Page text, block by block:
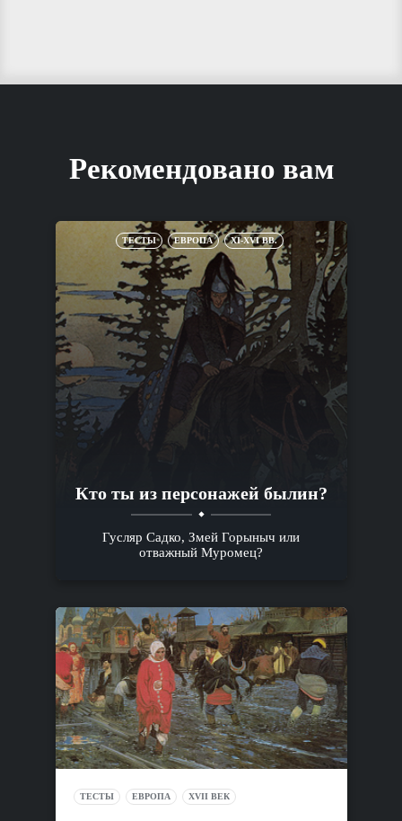
Рекомендовано вам
ТЕСТЫ ЕВРОПА XI-XVI ВВ.
Кто ты из персонажей былин?
Гусляр Садко, Змей Горыныч или
отважный Муромец?
ТЕСТЫ ЕВРОПА XVII ВЕК